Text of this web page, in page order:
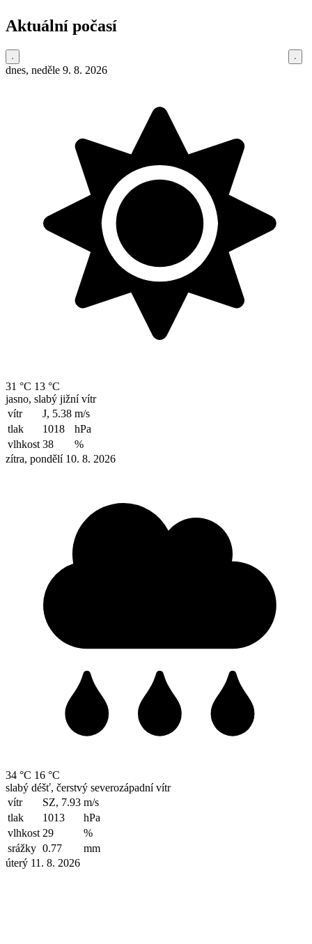
Aktuální počasí
dnes, neděle 9. 8. 2026
31 °C 13 °C
jasno, slabý jižní vítr
vítr
J, 5.38 m/s
tlak
1018
hPa
vlhkost 38
%
zítra, pondělí 10. 8. 2026
34 °C 16 °C
slabý déšť, čerstvý severozápadní vítr
vítr
SZ, 7.93 m/s
tlak
1013
hPa
vlhkost 29
%
srážky 0.77
mm
úterý 11. 8. 2026